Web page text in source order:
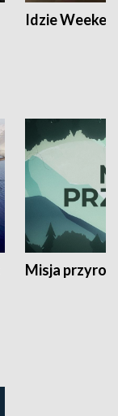
Idzie
Misja